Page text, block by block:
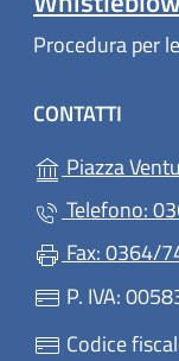
Procedura per
CONTATTI
Piazza
Telefono:
Fax: 0364/
P. IVA:
Codice